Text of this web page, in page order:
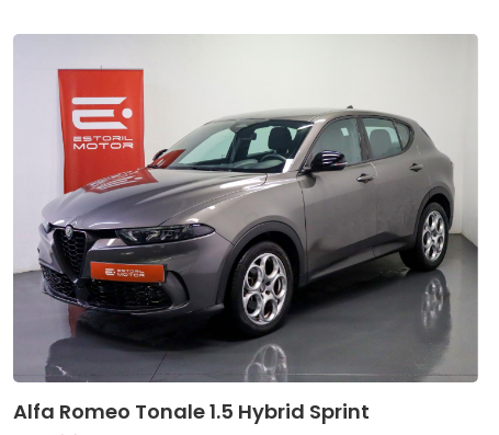
Alfa Romeo Tonale 1.5 Hybrid Sprint